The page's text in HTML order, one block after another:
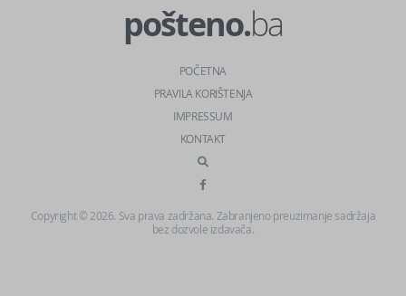
pošteno.ba
POČETNA
PRAVILA KORIŠTENJA
IMPRESSUM
KONTAKT
Copyright © 2026. Sva prava zadržana. Zabranjeno preuzimanje sadržaja
bez dozvole izdavača.